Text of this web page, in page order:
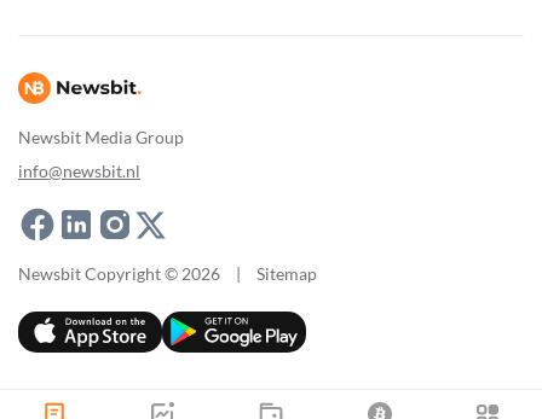
Newsbit Media Group
info@newsbit.nl
Newsbit Copyright © 2026 | Sitemap